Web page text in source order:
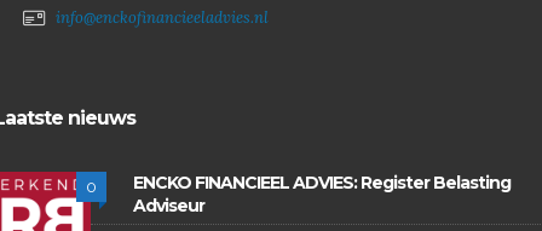
info@enckofinancieeladvies.nl
nieuws
0
ENCKO FINANCIEEL ADVIES: Register Belasting
Adviseur